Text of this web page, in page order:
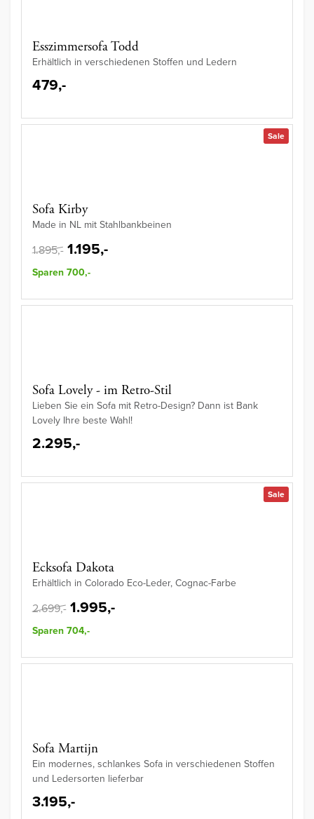
Esszimmersofa Todd
Erhältlich in verschiedenen Stoffen und Ledern
479,-
Sale
Sofa Kirby
Made in NL mit Stahlbankbeinen
1.895,- 1.195,-
Sparen 700,-
Sofa Lovely - im Retro-Stil
Lieben Sie ein Sofa mit Retro-Design? Dann ist Bank
Lovely Ihre beste Wahl!
2.295,-
Sale
Ecksofa Dakota
Erhältlich in Colorado Eco-Leder, Cognac-Farbe
2.699,- 1.995,-
Sparen 704,-
Sofa Martijn
Ein modernes, schlankes Sofa in verschiedenen Stoffen
und Ledersorten lieferbar
3.195,-